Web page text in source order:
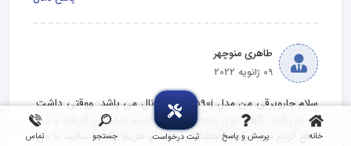
خانه پرسش و پاسخ ثبت درخواست جستجو تماس
طاهری منوچهر
09 ژانویه 2022
سلام جاروبرقی من مدل 7590j   ناسیونال می باشد  ووقتی داشت
کار می کرد ناگهان بوی سوختگی از ان امد و صدایش کم شد و من
قطع کردم می خواستم لطف کنید علت و هزینه رااعلام نمایید تا من